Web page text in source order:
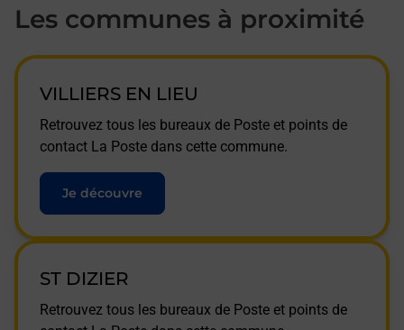
Les communes à proximité
VILLIERS EN LIEU
Retrouvez tous les bureaux de Poste et points de
contact La Poste dans cette commune.
Je découvre
ST DIZIER
Retrouvez tous les bureaux de Poste et points de